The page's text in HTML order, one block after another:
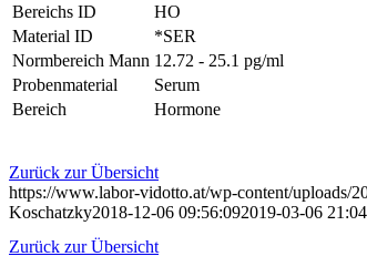
Bereichs ID
HO
Material ID
*SER
Normbereich Mann 12.72 - 25.1 pg/ml
Probenmaterial
Serum
Bereich
Hormone
Zurück zur Übersicht
https://www.labor-vidotto.at/wp-content/uploads/
Koschatzky2018-12-06 09:56:092019-03-06
Zurück zur Übersicht